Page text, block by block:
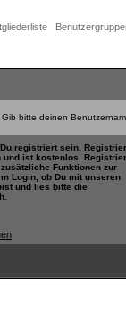
Gib bitte deinen
registriert sein.
und ist kostenlos.
Funktionen zur
Login, ob Du mit unseren
und lies bitte die